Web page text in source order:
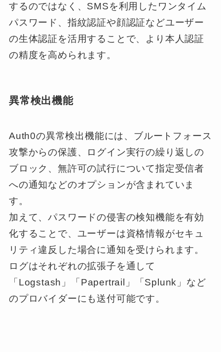
するのではなく、SMSを利用したワンタイム
パスワード、指紋認証や顔認証などユーザー
の生体認証を活用することで、より本人認証
の精度を高められます。
異常検出機能
Auth0の異常検出機能には、ブルートフォース
攻撃からの保護、ログイン実行の繰り返しの
ブロック、無許可の試行について指定受信者
への通知などのオプションが含まれていま
す。
加えて、パスワードの侵害の検知機能を有効
化することで、ユーザーは資格情報がセキュ
リティ違反した場合に通知を受けられます。
ログはそれぞれの拡張子を通して
「Logstash」「Papertrail」「Splunk」など
のプロバイダーにも送付可能です。